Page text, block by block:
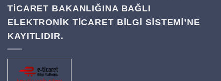
TİCARET BAKANLIĞINA BAĞLI
ELEKTRONİK TİCARET BİLGİ SİSTEMİ’NE
KAYITLIDIR.